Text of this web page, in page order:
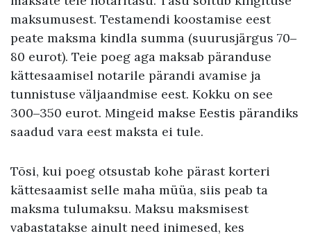
maksumusest. Testamendi koostamise eest
peate maksma kindla summa (suurusjärgus 70‒
80 eurot). Teie poeg aga maksab päranduse
kättesaamisel notarile pärandi avamise ja
tunnistuse väljaandmise eest. Kokku on see
300‒350 eurot. Mingeid makse Eestis pärandiks
saadud vara eest maksta ei tule.
Tõsi, kui poeg otsustab kohe pärast korteri
kättesaamist selle maha müüa, siis peab ta
maksma tulumaksu. Maksu maksmisest
vabastatakse ainult need inimesed, kes